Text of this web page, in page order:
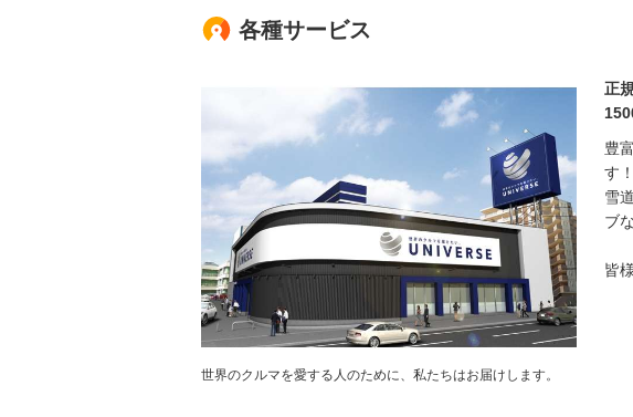
各種サービス
世界のクルマを愛する人のために、私たちはお届けします。
正
豊
す
雪
ブ
皆